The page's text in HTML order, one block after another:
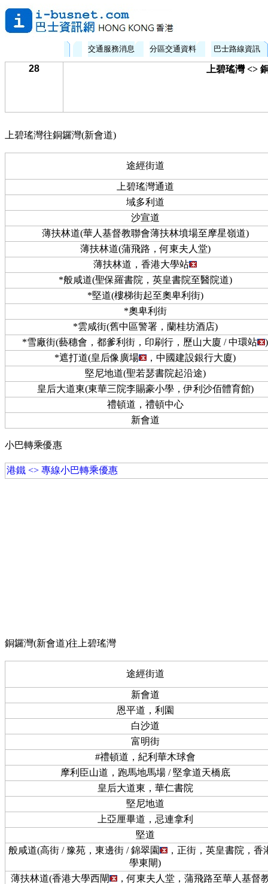
交通服務消息 分區交通資料 巴士路線資訊
28 上碧瑤灣 <>
上碧瑤灣往銅鑼灣(新會道)
途經街道
上碧瑤灣通道
域多利道
沙宣道
薄扶林道(華人基督教聯會薄扶林墳場至摩星嶺道)
薄扶林道(蒲飛路，何東夫人堂)
薄扶林道，香港大學站
*般咸道(聖保羅書院，英皇書院至醫院道)
*堅道(樓梯街起至奧卑利街)
*奧卑利街
*雲咸街(舊中區警署，蘭桂坊酒店)
*雪廠街(藝穗會，都爹利街，印刷行，歷山大廈 / 中環站
)
*遮打道(皇后像廣場
，中國建設銀行大廈)
堅尼地道(聖若瑟書院起沿途)
皇后大道東(東華三院李賜豪小學，伊利沙佰體育館)
禮頓道，禮頓中心
新會道
小巴轉乘優惠
港鐵 <> 專線小巴轉乘優惠
銅鑼灣(新會道)往上碧瑤灣
途經街道
新會道
恩平道，利園
白沙道
富明街
#禮頓道，紀利華木球會
摩利臣山道，跑馬地馬場 / 堅拿道天橋底
皇后大道東，華仁書院
堅尼地道
上亞厘畢道，忌連拿利
堅道
般咸道(高街 / 豫苑，東邊街 / 錦翠園
，正街，英皇書院，香
學東閘)
薄扶林道(香港大學西閘
，何東夫人堂，蒲飛路至華人基督